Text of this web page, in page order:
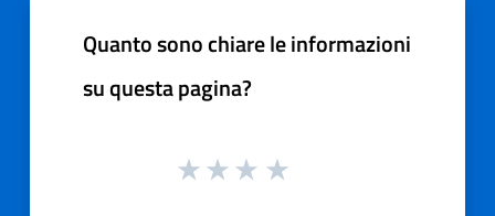
Quanto sono chiare le informazioni
su questa pagina?